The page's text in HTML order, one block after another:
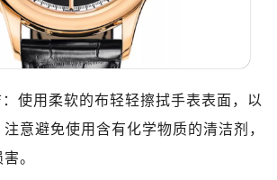
用柔软的布轻轻擦拭手表表面，以
意避免使用含有化学物质的清洁剂，
。